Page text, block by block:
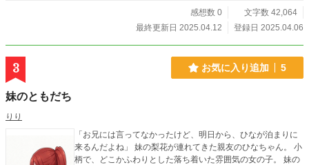
感想数 0
文字数 42,064
最終更新日 2025.04.12
登録日 2025.04.06
3 お気に入り追加 5
妹のともだち
りり
「お兄には言ってなかったけど、明日から、ひなが泊まりに
来るんだよね」 妹の梨花が連れてきた親友のひなちゃん。 小
柄で、どこかふわりとした落ち着いた雰囲気の女の子。 妹の